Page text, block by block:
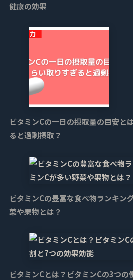
健康の効果
ビタミンCの一日の摂取量の目安と
ると過剰摂取？
ビタミンCの豊富な食べ物ランキン
菜や果物とは？
ビタミンCとは？ビタミンCの3つ